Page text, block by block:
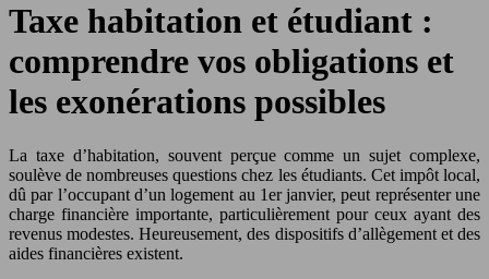
Taxe habitation et étudiant :
comprendre vos obligations et
les exonérations possibles
La taxe d’habitation, souvent perçue comme un sujet complexe,
soulève de nombreuses questions chez les étudiants. Cet impôt local,
dû par l’occupant d’un logement au 1er janvier, peut représenter une
charge financière importante, particulièrement pour ceux ayant des
revenus modestes. Heureusement, des dispositifs d’allègement et des
aides financières existent.